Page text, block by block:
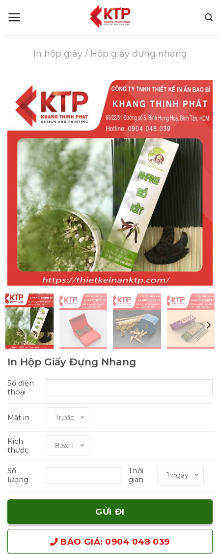
In hộp giấy/ Hộp giấy đựng nhang
In Hộp Giấy Đựng Nhang
Số điện
thoại
Mặt in Trước
Kích
thước
8.5x11
Số
lượng
Thời
gian
1 ngày
BÁO GIÁ: 0904 048 039